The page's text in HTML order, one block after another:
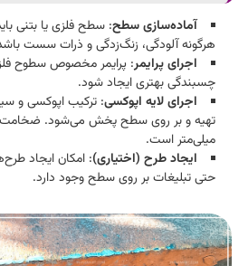
آماده‌سازی سطح: سطح فلزی یا بتنی
هرگونه آلودگی، زنگ‌زدگی و ذرات سست
اجرای پرایمر: پرایمر مخصوص سطوح
چسبندگی بهتری ایجاد شود.​
اجرای لایه اپوکسی: ترکیب اپوکسی
میلی‌متر است.​
ایجاد طرح (اختیاری): امکان ایجاد
حتی تبلیغات بر روی سطح وجود دارد.​